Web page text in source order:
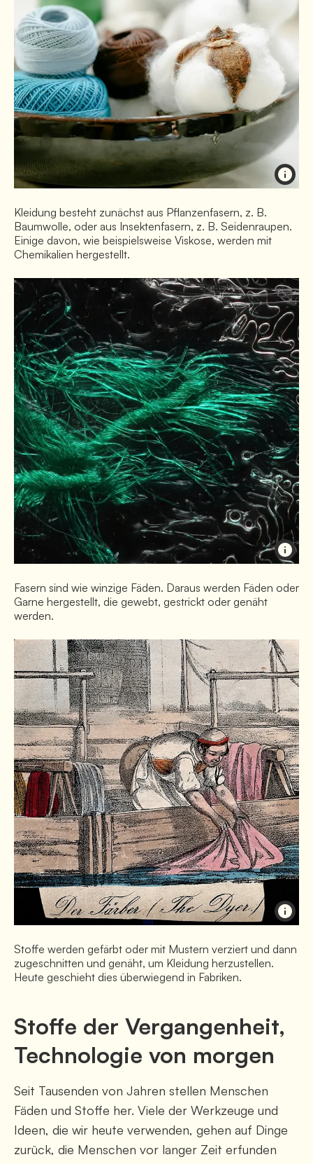
Kleidung besteht zunächst aus Pflanzenfasern, z. B.
Baumwolle, oder aus Insektenfasern, z. B. Seidenraupen.
Einige davon, wie beispielsweise Viskose, werden mit
Chemikalien hergestellt.
Fasern sind wie winzige Fäden. Daraus werden Fäden oder
Garne hergestellt, die gewebt, gestrickt oder genäht
werden.
Stoffe werden gefärbt oder mit Mustern verziert und dann
zugeschnitten und genäht, um Kleidung herzustellen.
Heute geschieht dies überwiegend in Fabriken.
Stoffe der Vergangenheit,
Technologie von morgen
Seit Tausenden von Jahren stellen Menschen
Fäden und Stoffe her. Viele der Werkzeuge und
Ideen, die wir heute verwenden, gehen auf Dinge
zurück, die Menschen vor langer Zeit erfunden